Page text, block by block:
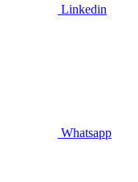
Linkedin
Whatsapp